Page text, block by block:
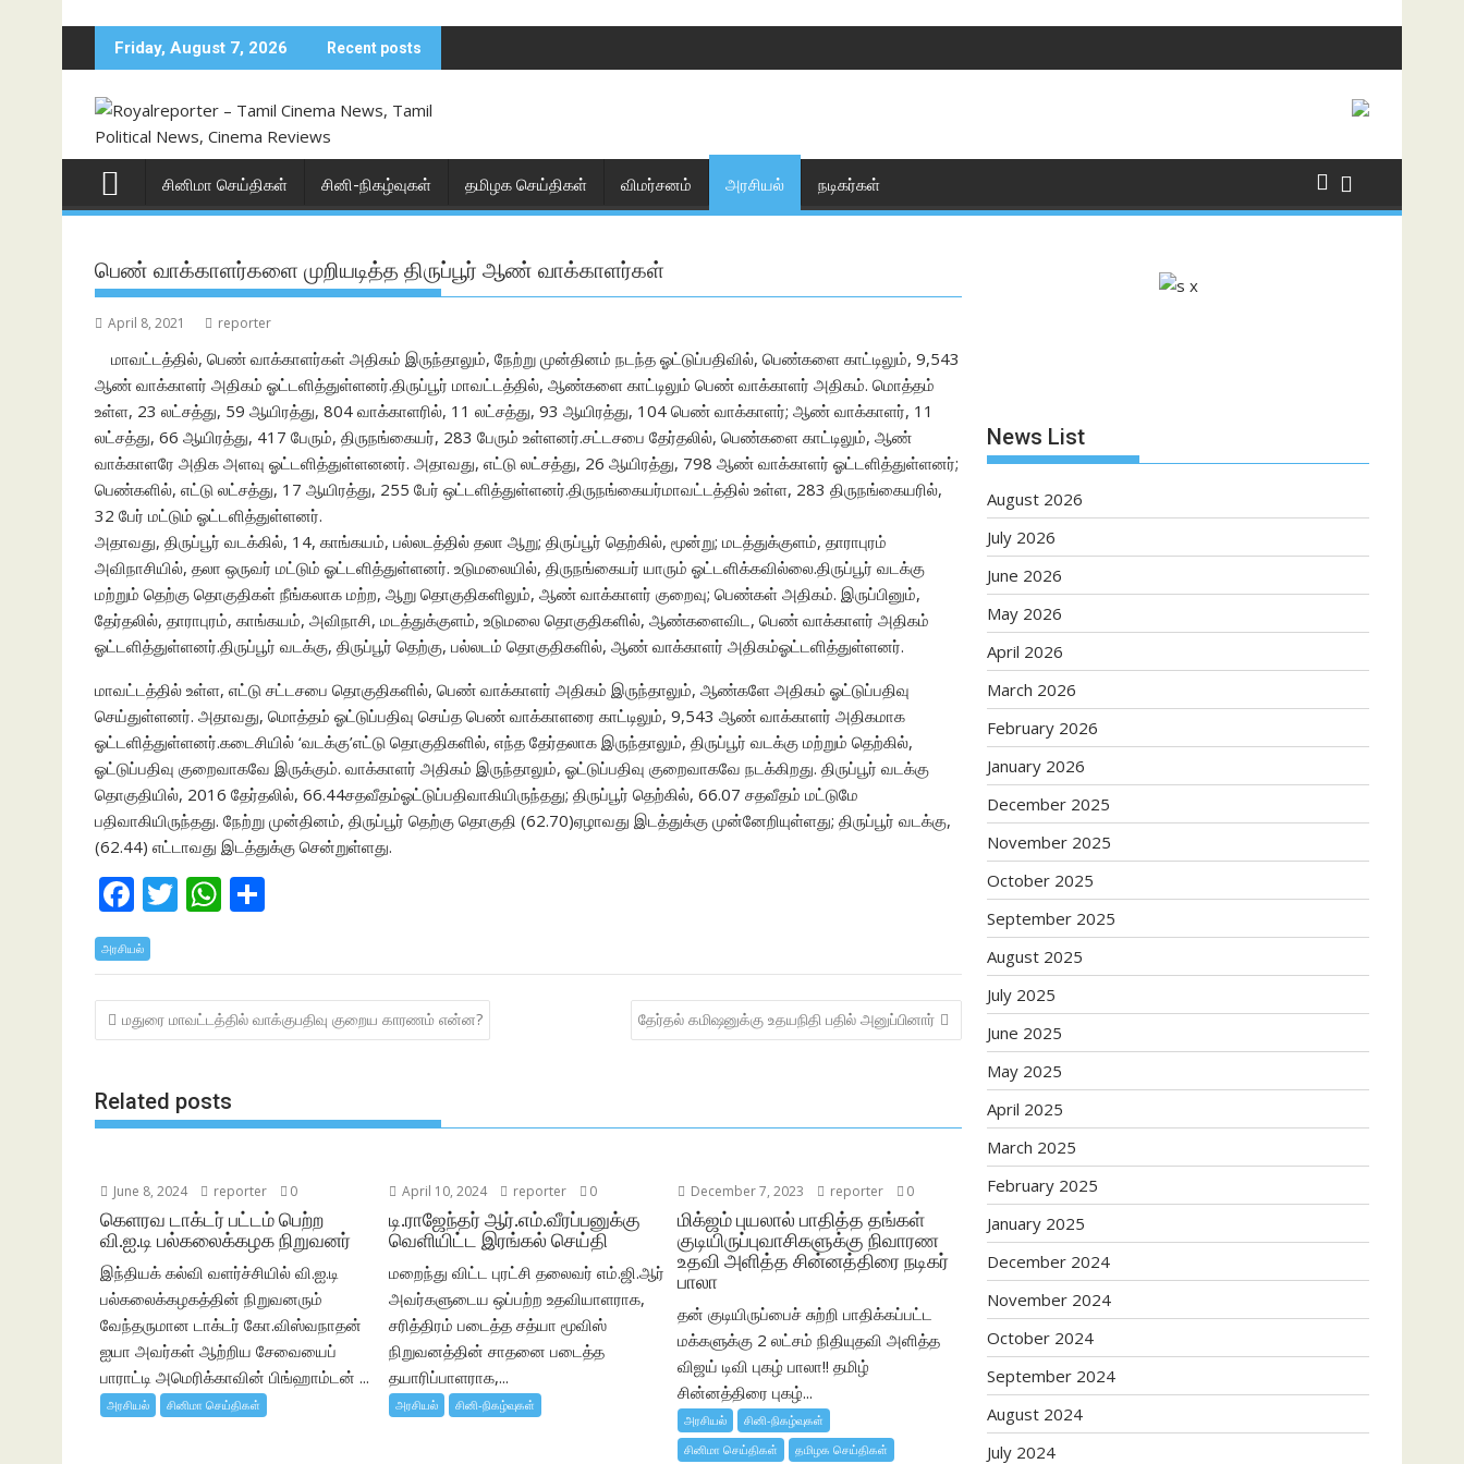
content
Friday, August 7, 2026 Recent posts
சினிமா செய்திகள் சினி-நிகழ்வுகள் தமிழக செய்திகள் விமர்சனம் அரசியல் நடிகர்கள்
பெண் வாக்காளர்களை முறியடித்த திருப்பூர் ஆண் வாக்காளர்கள்
April 8, 2021 reporter
மாவட்டத்தில், பெண் வாக்காளர்கள் அதிகம் இருந்தாலும், நேற்று முன்தினம் நடந்த ஓட்டுப்பதிவில், பெண்களை காட்டிலும், 9,543
ஆண் வாக்காளர் அதிகம் ஓட்டளித்துள்ளனர்.திருப்பூர் மாவட்டத்தில், ஆண்களை காட்டிலும் பெண் வாக்காளர் அதிகம். மொத்தம்
உள்ள, 23 லட்சத்து, 59 ஆயிரத்து, 804 வாக்காளரில், 11 லட்சத்து, 93 ஆயிரத்து, 104 பெண் வாக்காளர்; ஆண் வாக்காளர், 11
லட்சத்து, 66 ஆயிரத்து, 417 பேரும், திருநங்கையர், 283 பேரும் உள்ளனர்.சட்டசபை தேர்தலில், பெண்களை காட்டிலும், ஆண்
வாக்காளரே அதிக அளவு ஓட்டளித்துள்ளனனர். அதாவது, எட்டு லட்சத்து, 26 ஆயிரத்து, 798 ஆண் வாக்காளர் ஓட்டளித்துள்ளனர்;
பெண்களில், எட்டு லட்சத்து, 17 ஆயிரத்து, 255 பேர் ஒட்டளித்துள்ளனர்.திருநங்கையர்மாவட்டத்தில் உள்ள, 283 திருநங்கையரில்,
32 பேர் மட்டும் ஓட்டளித்துள்ளனர்.
அதாவது, திருப்பூர் வடக்கில், 14, காங்கயம், பல்லடத்தில் தலா ஆறு; திருப்பூர் தெற்கில், மூன்று; மடத்துக்குளம், தாராபுரம்
அவிநாசியில், தலா ஒருவர் மட்டும் ஓட்டளித்துள்ளனர். உடுமலையில், திருநங்கையர் யாரும் ஓட்டளிக்கவில்லை.திருப்பூர் வடக்கு
மற்றும் தெற்கு தொகுதிகள் நீங்கலாக மற்ற, ஆறு தொகுதிகளிலும், ஆண் வாக்காளர் குறைவு; பெண்கள் அதிகம். இருப்பினும்,
தேர்தலில், தாராபுரம், காங்கயம், அவிநாசி, மடத்துக்குளம், உடுமலை தொகுதிகளில், ஆண்களைவிட, பெண் வாக்காளர் அதிகம்
ஓட்டளித்துள்ளனர்.திருப்பூர் வடக்கு, திருப்பூர் தெற்கு, பல்லடம் தொகுதிகளில், ஆண் வாக்காளர் அதிகம்ஓட்டளித்துள்ளனர்.
மாவட்டத்தில் உள்ள, எட்டு சட்டசபை தொகுதிகளில், பெண் வாக்காளர் அதிகம் இருந்தாலும், ஆண்களே அதிகம் ஓட்டுப்பதிவு
செய்துள்ளனர். அதாவது, மொத்தம் ஓட்டுப்பதிவு செய்த பெண் வாக்காளரை காட்டிலும், 9,543 ஆண் வாக்காளர் அதிகமாக
ஓட்டளித்துள்ளனர்.கடைசியில் ‘வடக்கு’எட்டு தொகுதிகளில், எந்த தேர்தலாக இருந்தாலும், திருப்பூர் வடக்கு மற்றும் தெற்கில்,
ஓட்டுப்பதிவு குறைவாகவே இருக்கும். வாக்காளர் அதிகம் இருந்தாலும், ஓட்டுப்பதிவு குறைவாகவே நடக்கிறது. திருப்பூர் வடக்கு
தொகுதியில், 2016 தேர்தலில், 66.44சதவீதம்ஓட்டுப்பதிவாகியிருந்தது; திருப்பூர் தெற்கில், 66.07 சதவீதம் மட்டுமே
பதிவாகியிருந்தது. நேற்று முன்தினம், திருப்பூர் தெற்கு தொகுதி (62.70)ஏழாவது இடத்துக்கு முன்னேறியுள்ளது; திருப்பூர் வடக்கு,
(62.44) எட்டாவது இடத்துக்கு சென்றுள்ளது.
F
ac
e
b
o
k
T
itt
er
W
at
s
A
p
ar
e
அரசியல்
Post
navigation
மதுரை மாவட்டத்தில் வாக்குபதிவு குறைய காரணம் என்ன? தேர்தல் கமிஷனுக்கு உதயநிதி பதில் அனுப்பினார்
Related posts
June 8, 2024 reporter 0
கெளரவ டாக்டர் பட்டம் பெற்ற
வி.ஐ.டி பல்கலைக்கழக நிறுவனர்
இந்தியக் கல்வி வளர்ச்சியில் வி.ஐ.டி
பல்கலைக்கழகத்தின் நிறுவனரும்
வேந்தருமான டாக்டர் கோ.விஸ்வநாதன்
ஐயா அவர்கள் ஆற்றிய சேவையைப்
பாராட்டி அமெரிக்காவின் பிங்ஹாம்டன் ...
அரசியல் சினிமா செய்திகள்
April 10, 2024 reporter 0
டி.ராஜேந்தர் ஆர்.எம்.வீரப்பனுக்கு
வெளியிட்ட இரங்கல் செய்தி
மறைந்து விட்ட புரட்சி தலைவர் எம்.ஜி.ஆர்
அவர்களுடைய ஒப்பற்ற உதவியாளராக,
சரித்திரம் படைத்த சத்யா மூவிஸ்
நிறுவனத்தின் சாதனை படைத்த
தயாரிப்பாளராக,...
அரசியல் சினி-நிகழ்வுகள்
December 7, 2023 reporter 0
மிக்ஜம் புயலால் பாதித்த தங்கள்
குடியிருப்புவாசிகளுக்கு நிவாரண
உதவி அளித்த சின்னத்திரை நடிகர்
பாலா
தன் குடியிருப்பைச் சுற்றி பாதிக்கப்பட்ட
மக்களுக்கு 2 லட்சம் நிதியுதவி அளித்த
விஜய் டிவி புகழ் பாலா!! தமிழ்
சின்னத்திரை புகழ்...
அரசியல்
சினி-நிகழ்வுகள்
சினிமா செய்திகள்
தமிழக செய்திகள்
News List
August 2026
July 2026
June 2026
May 2026
April 2026
March 2026
February 2026
January 2026
December 2025
November 2025
October 2025
September 2025
August 2025
July 2025
June 2025
May 2025
April 2025
March 2025
February 2025
January 2025
December 2024
November 2024
October 2024
September 2024
August 2024
July 2024